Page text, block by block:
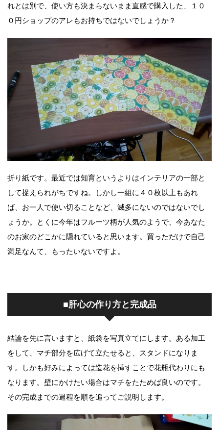
れとは別で、使い方も決まらないまま直感で購入した、１０
０円ショップのアレもお持ちではないでしょうか？
折り紙です。最近では知育というよりはインテリアの一部と
して捉えられがちですね。しかし一組に４０枚以上もあれ
ば、お一人で使い切ることなど、滅多にないのではないでし
ょうか。とくに今年はフルーツ柄が人気のようで、今あなた
のお家のどこかに隠れていると思います。買っただけで自己
満足なんて、もったいないですよ。
■肝心の作り方と完成品
結論を先に言いますと、紙袋を写真立てにします。ある加工
をして、マチ部分を広げて立たせると、スタンドになりま
す。しかも好みによっては造花を挿すことで花瓶代わりにも
なります。壁にかけたい場合はマチをたためば良いのです。
その完成までの過程を順を追ってご説明します。